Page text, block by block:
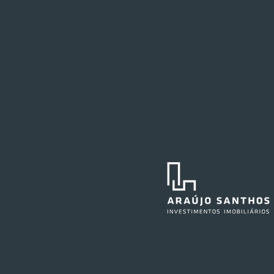
em 2027. O edifício já abrigou a
agência central do Santander e,
anteriormente, também sediou as